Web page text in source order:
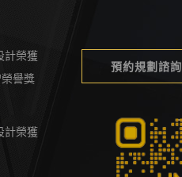
計榮獲
譽獎
計榮獲
預約規劃諮詢